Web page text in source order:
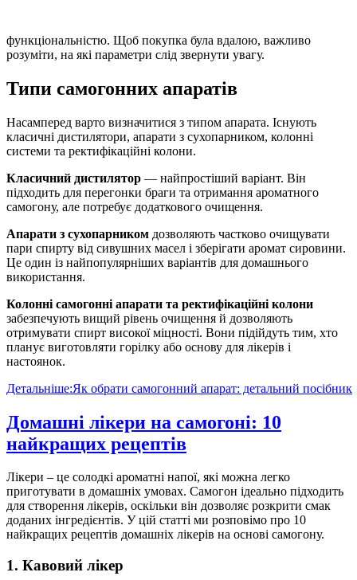
функціональністю. Щоб покупка була вдалою, важливо
розуміти, на які параметри слід звернути увагу.
Типи самогонних апаратів
Насамперед варто визначитися з типом апарата. Існують
класичні дистилятори, апарати з сухопарником, колонні
системи та ректифікаційні колони.
Класичний дистилятор — найпростіший варіант. Він
підходить для перегонки браги та отримання ароматного
самогону, але потребує додаткового очищення.
Апарати з сухопарником дозволяють частково очищувати
пари спирту від сивушних масел і зберігати аромат сировини.
Це один із найпопулярніших варіантів для домашнього
використання.
Колонні самогонні апарати та ректифікаційні колони
забезпечують вищий рівень очищення й дозволяють
отримувати спирт високої міцності. Вони підійдуть тим, хто
планує виготовляти горілку або основу для лікерів і
настоянок.
Детальніше:Як обрати самогонний апарат: детальний посібник
Домашні лікери на самогоні: 10
найкращих рецептів
Лікери – це солодкі ароматні напої, які можна легко
приготувати в домашніх умовах. Самогон ідеально підходить
для створення лікерів, оскільки він дозволяє розкрити смак
доданих інгредієнтів. У цій статті ми розповімо про 10
найкращих рецептів домашніх лікерів на основі самогону.
1. Кавовий лікер